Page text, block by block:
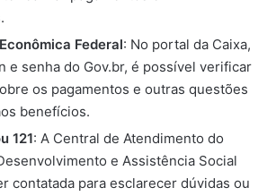
Federal: No portal da Caixa,
e senha do Gov.br, é possível verificar
os pagamentos e outras questões
benefícios.
121: A Central de Atendimento do
e Assistência Social
contatada para esclarecer dúvidas ou